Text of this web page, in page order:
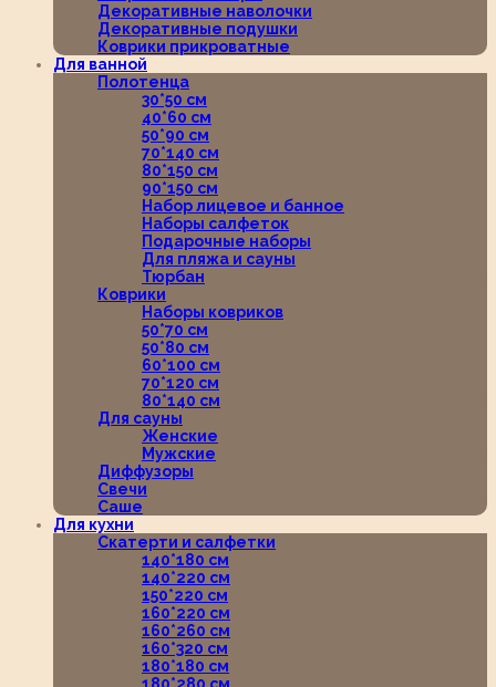
Декоративные наволочки
Декоративные подушки
Коврики прикроватные
Для ванной
Полотенца
30*50 см
40*60 см
50*90 см
70*140 см
80*150 см
90*150 см
Набор лицевое и банное
Наборы салфеток
Подарочные наборы
Для пляжа и сауны
Тюрбан
Коврики
Наборы ковриков
50*70 см
50*80 см
60*100 см
70*120 см
80*140 см
Для сауны
Женские
Мужские
Диффузоры
Свечи
Саше
Для кухни
Скатерти и салфетки
140*180 см
140*220 см
150*220 см
160*220 см
160*260 см
160*320 см
180*180 см